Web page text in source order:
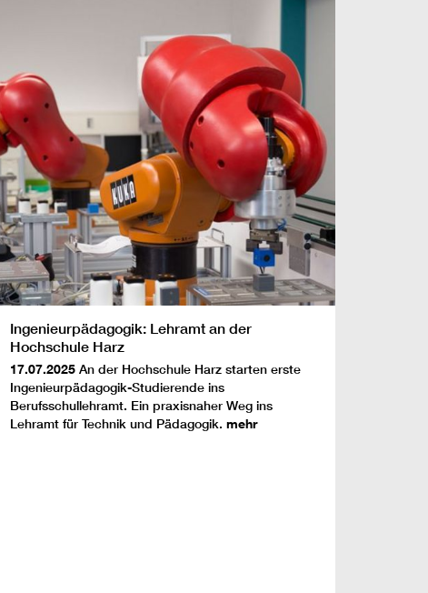
Ingenieurpädagogik: Lehramt an der
Hochschule Harz
17.07.2025 An der Hochschule Harz starten erste
Ingenieurpädagogik-Studierende ins
Berufsschullehramt. Ein praxisnaher Weg ins
Lehramt für Technik und Pädagogik. mehr